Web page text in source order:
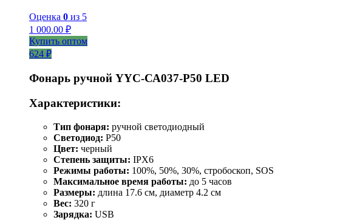
Оценка 0 из 5
1 000.00 ₽
Купить оптом
624 ₽
Фонарь ручной YYC-СА037-Р50 LED
Характеристики:
Тип фонаря: ручной светодиодный
Светодиод: P50
Цвет: черный
Степень защиты: IPX6
Режимы работы: 100%, 50%, 30%, стробоскоп, SOS
Максимальное время работы: до 5 часов
Размеры: длина 17.6 см, диаметр 4.2 см
Вес: 320 г
Зарядка: USB